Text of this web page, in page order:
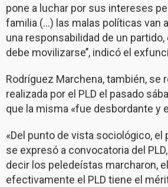
pone a luchar por sus intereses
familia (…) las malas políticas van
una responsabilidad de un
debe movilizarse’’, indicó el
Rodríguez Marchena, también, se
realizada por el PLD el pasado
que la misma «fue desbordante y
«Del punto de vista sociológico, el
se expresó a convocatoria del
decir los peledeístas marcharon,
efectivamente el PLD tiene el